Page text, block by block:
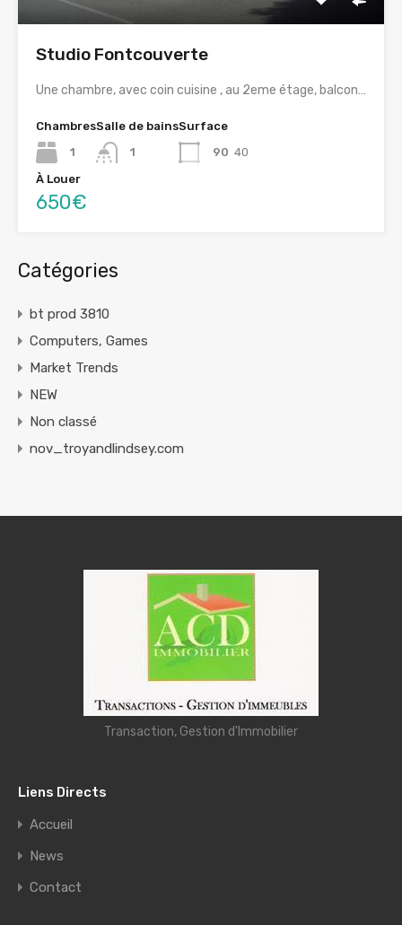
Studio Fontcouverte
Une chambre, avec coin cuisine , au 2eme étage, balcon…
Chambres
1
Salle de bains
1
Surface
90 40
À Louer
650€
Catégories
bt prod 3810
Computers, Games
Market Trends
NEW
Non classé
nov_troyandlindsey.com
Transaction, Gestion d'Immobilier
Liens Directs
Accueil
News
Contact